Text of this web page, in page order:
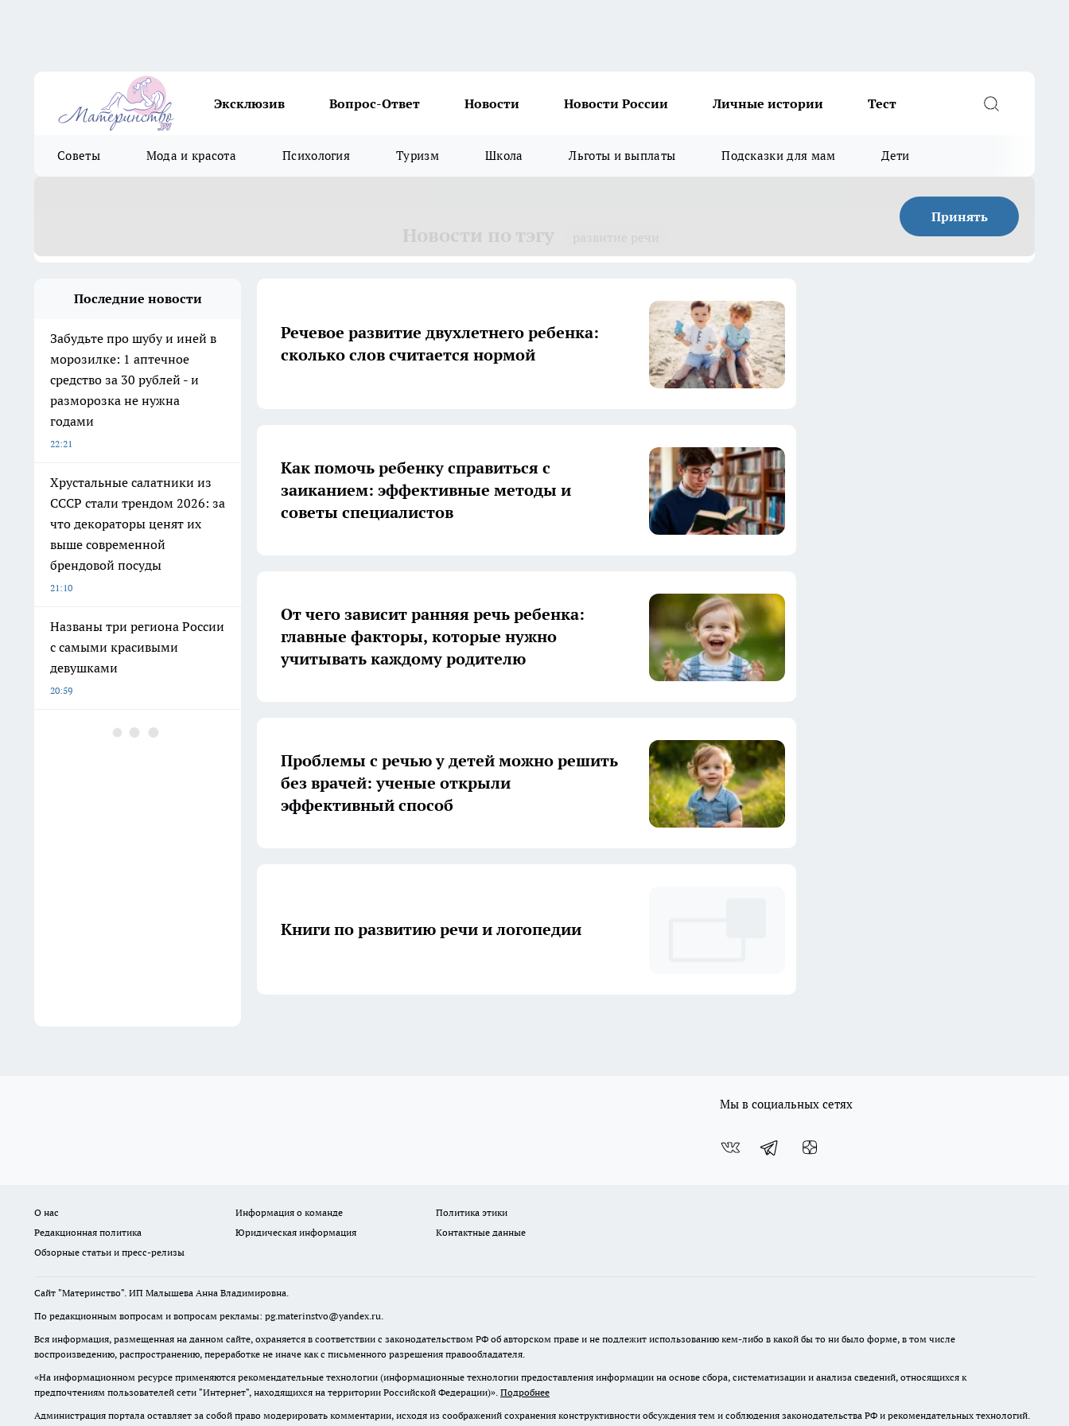
Эксклюзив Вопрос-Ответ Новости Новости России Личные истории Тест
Советы Мода и красота Психология Туризм Школа Льготы и выплаты Подсказки для мам Дети
Принять
Последние новости
Забудьте про шубу и иней в
морозилке: 1 аптечное
средство за 30 рублей - и
разморозка не нужна
годами
22:21
Хрустальные салатники из
СССР стали трендом 2026: за
что декораторы ценят их
выше современной
брендовой посуды
21:10
Названы три региона России
с самыми красивыми
девушками
20:59
Речевое развитие двухлетнего ребенка:
сколько слов считается нормой
Как помочь ребенку справиться с
заиканием: эффективные методы и
советы специалистов
От чего зависит ранняя речь ребенка:
главные факторы, которые нужно
учитывать каждому родителю
Проблемы с речью у детей можно решить
без врачей: ученые открыли
эффективный способ
Книги по развитию речи и логопедии
Мы в социальных сетях
О нас Информация о команде
Политика этики
Редакционная политика
Юридическая информация
Контактные данные
Обзорные статьи и пресс-релизы
Сайт "Материнство". ИП Малышева Анна Владимировна.
По редакционным вопросам и вопросам рекламы: pg.materinstvo@yandex.ru.
Вся информация, размещенная на данном сайте, охраняется в соответствии с законодательством РФ об авторском праве и не подлежит использованию кем-либо в какой бы то ни было форме, в том числе
воспроизведению, распространению, переработке не иначе как с письменного разрешения правообладателя.
«На информационном ресурсе применяются рекомендательные технологии (информационные технологии предоставления информации на основе сбора, систематизации и анализа сведений, относящихся к
предпочтениям пользователей сети "Интернет", находящихся на территории Российской Федерации)». Подробнее
Администрация портала оставляет за собой право модерировать комментарии, исходя из соображений сохранения конструктивности обсуждения тем и соблюдения законодательства РФ и рекомендательных технологий.